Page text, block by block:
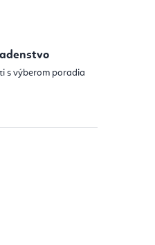
s výberom poradia